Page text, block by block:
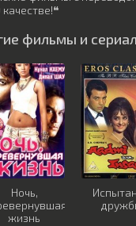
фильмы и
Ночь,
жизнь